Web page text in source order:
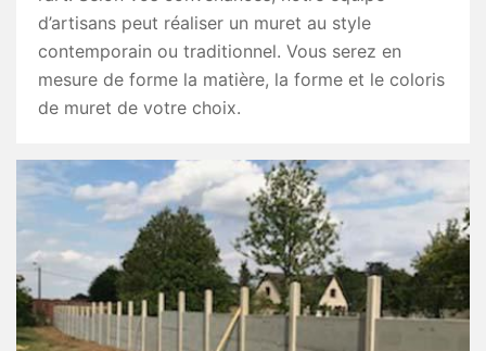
d’artisans peut réaliser un muret au style
contemporain ou traditionnel. Vous serez en
mesure de forme la matière, la forme et le coloris
de muret de votre choix.